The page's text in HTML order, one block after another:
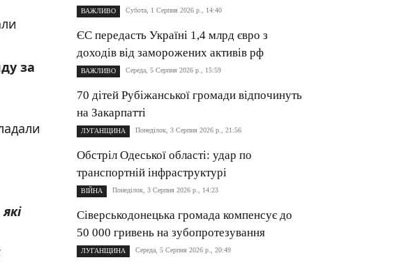
за
ВАЖЛИВО Субота, 1 Серпня 2026 р., 14:40
ЄС передасть Україні 1,4 млрд євро з
доходів від заморожених активів рф
ВАЖЛИВО Середа, 5 Серпня 2026 р., 15:59
70 дітей Рубіжанської громади відпочинуть
на Закарпатті
ЛУГАНЩИНА Понеділок, 3 Серпня 2026 р., 21:56
Обстріл Одеської області: удар по
транспортній інфраструктурі
ВІЙНА Понеділок, 3 Серпня 2026 р., 14:23
Сіверськодонецька громада компенсує до
50 000 гривень на зубопротезування
ЛУГАНЩИНА Середа, 5 Серпня 2026 р., 20:49